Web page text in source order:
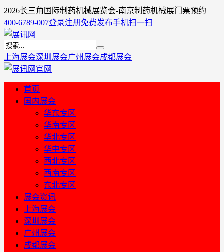
2026长三角国际制药机械展览会-南京制药机械展门票预约
400-6789-007登录注册免费发布手机扫一扫
上海展会深圳展会广州展会成都展会
首页
国内展会
华东专区
华南专区
华北专区
华中专区
西北专区
西南专区
东北专区
展会资讯
上海展会
深圳展会
广州展会
成都展会